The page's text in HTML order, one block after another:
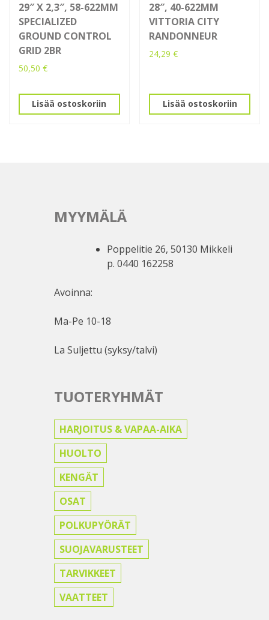
29″ X 2,3″, 58-622MM
SPECIALIZED
GROUND CONTROL
GRID 2BR
50,50 €
Lisää ostoskoriin
28″, 40-622MM
VITTORIA CITY
RANDONNEUR
24,29€
Lisää ostoskoriin
MYYMÄLÄ
Poppelitie 26, 50130 Mikkeli
p. 0440 162258
Avoinna:
Ma-Pe 10-18
La Suljettu (syksy/talvi)
TUOTERYHMÄT
HARJOITUS & VAPAA-AIKA
HUOLTO
KENGÄT
OSAT
POLKUPYÖRÄT
SUOJAVARUSTEET
TARVIKKEET
VAATTEET